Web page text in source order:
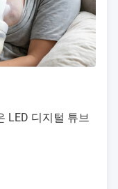
LED 디지털 튜브